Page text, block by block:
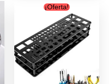
¡Oferta!Original
price
was:
$13.990.
is: